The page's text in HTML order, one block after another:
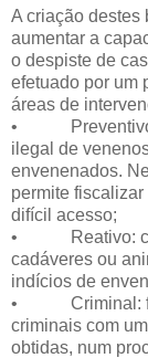
A criação destes
aumentar a
o despiste de
efetuado por um
áreas de
• Preventivo:
ilegal de
envenenados.
permite
difícil acesso;
• Reativo: com
cadáveres ou
indícios de
• Criminal:
criminais com
obtidas, num